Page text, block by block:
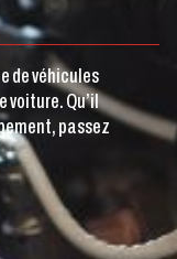
de véhicules
voiture. Qu’il
passez